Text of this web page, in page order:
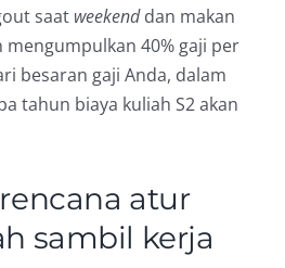
saat weekenddan makan
mengumpulkan 40% gaji per
besaran gaji Anda, dalam
tahun biaya kuliah S2 akan
atur
sambil kerja